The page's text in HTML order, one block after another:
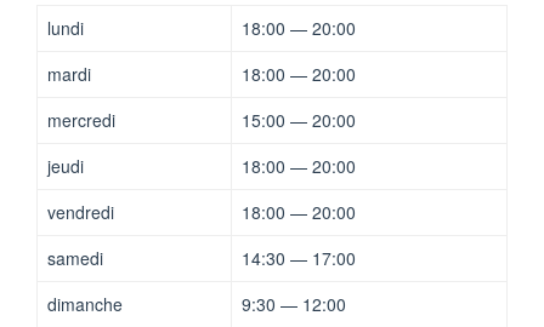
lundi
18:00 — 20:00
mardi
18:00 — 20:00
mercredi
15:00 — 20:00
jeudi
18:00 — 20:00
vendredi
18:00 — 20:00
samedi
14:30 — 17:00
dimanche
9:30 — 12:00